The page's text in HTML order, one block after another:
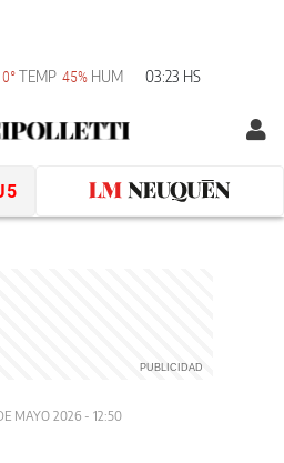
TEMP 45% HUM 03:23 HS
MAYO 2026 - 12:50